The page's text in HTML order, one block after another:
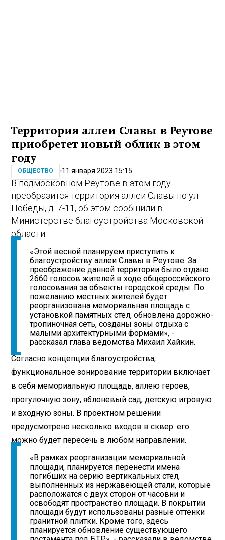
Территория аллеи Славы в Реутове
приобретет новый облик в этом
году
ОБЩЕСТВО 11 января 2023 15:15
В подмосковном Реутове в этом году
преобразится территория аллеи Славы по ул.
Победы, д. 7-11, об этом сообщили в
Министерстве благоустройства Московской
области.
«Этой весной планируем приступить к
благоустройству аллеи Славы в Реутове. За
преображение данной территории было отдано
2660 голосов жителей в ходе общероссийского
голосования за объекты городской среды. По
пожеланию местных жителей будет
реорганизована мемориальная площадь с
установкой памятных стел, обновлена дорожно-
тропиночная сеть, созданы зоны отдыха с
малыми архитектурными формами», -
рассказал глава ведомства Михаил Хайкин.
Согласно концепции благоустройства,
функциональное зонирование территории включает
в себя мемориальную площадь, аллею героев,
прогулочную зону, яблоневый сад, детскую игровую
и входную зоны. В проектном решении
предусмотрено несколько входов в сквер: его
можно будет пересечь в любом направлении.
«В рамках реорганизации мемориальной
площади, планируется перенести имена
погибших на серию вертикальных стел,
выполненных из нержавеющей стали, которые
расположатся с двух сторон от часовни и
освободят пространство площади. В покрытии
площади будут использованы разные оттенки
гранитной плитки. Кроме того, здесь
планируется обновление существующего